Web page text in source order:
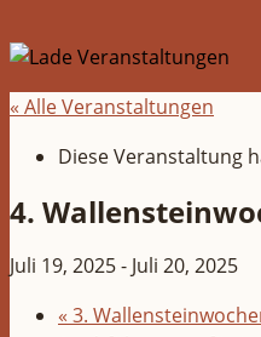
« Alle Veranstaltungen
Diese Veranstaltung
4.
Juli 19, 2025- Juli 20, 2025
« 3.